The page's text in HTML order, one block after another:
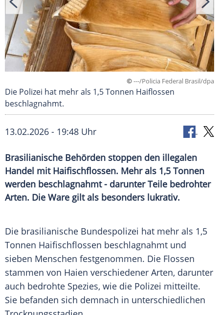
©---/Policia Federal Brasil/dpa
Die Polizei hat mehr als 1,5 Tonnen Haiflossen
beschlagnahmt.
13.02.2026 - 19:48 Uhr
Brasilianische Behörden stoppen den illegalen
Handel mit Haifischflossen. Mehr als 1,5 Tonnen
werden beschlagnahmt - darunter Teile bedrohter
Arten. Die Ware gilt als besonders lukrativ.
Die brasilianische Bundespolizei hat mehr als 1,5
Tonnen Haifischflossen beschlagnahmt und
sieben Menschen festgenommen. Die Flossen
stammen von Haien verschiedener Arten, darunter
auch bedrohte Spezies, wie die Polizei mitteilte.
Sie befanden sich demnach in unterschiedlichen